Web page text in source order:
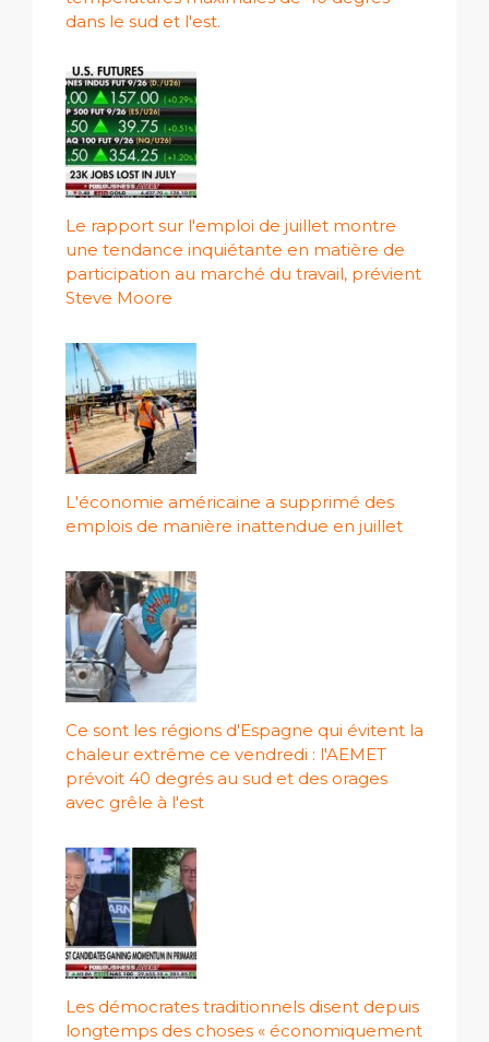
dans le sud et l'est.
Le rapport sur l'emploi de juillet montre
une tendance inquiétante en matière de
participation au marché du travail, prévient
Steve Moore
L'économie américaine a supprimé des
emplois de manière inattendue en juillet
Ce sont les régions d'Espagne qui évitent la
chaleur extrême ce vendredi : l'AEMET
prévoit 40 degrés au sud et des orages
avec grêle à l'est
Les démocrates traditionnels disent depuis
longtemps des choses « économiquement